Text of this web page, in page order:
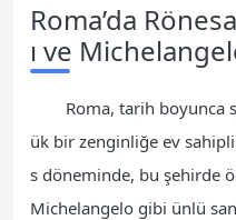
Roma’da
ı ve
Roma, tarih boyunca
ük bir zenginliğe ev
s döneminde, bu şehirde
Michelangelo gibi ünlü